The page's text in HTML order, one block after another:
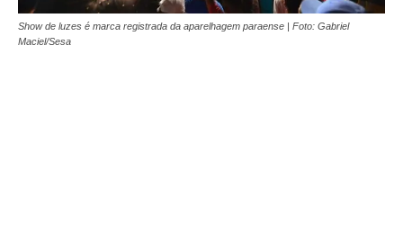
Show de luzes é marca registrada da aparelhagem paraense | Foto: Gabriel
Maciel/Sesa